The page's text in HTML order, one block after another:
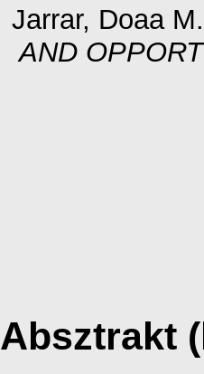
Jarrar, Doaa
AND
Absztrakt